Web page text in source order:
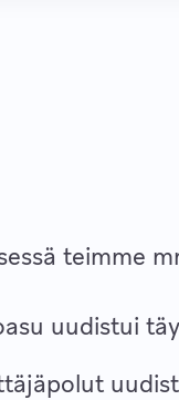
teimme
uudistui